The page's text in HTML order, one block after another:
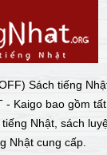
Sách tiếng
- Kaigo bao gồm
Nhật, sách
Nhật cung cấp.